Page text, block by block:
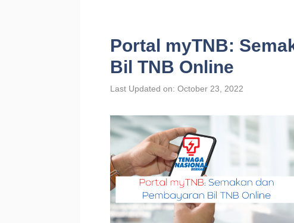
Portal myTNB:
Bil TNB Online
Last Updated on: October 23, 2022